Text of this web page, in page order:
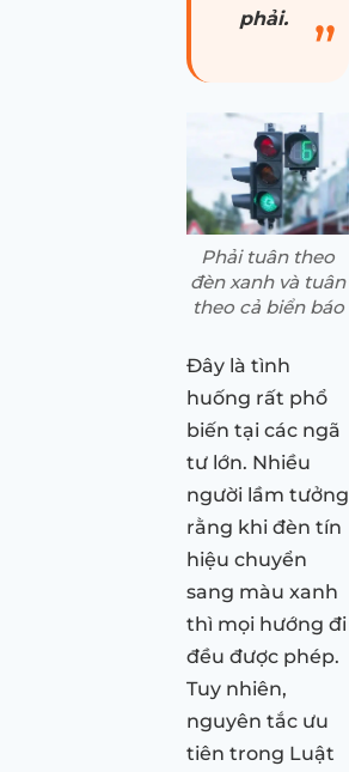
phải.
Phải tuân theo
đèn xanh và tuân
theo cả biển báo
Đây là tình
huống rất phổ
biến tại các ngã
tư lớn. Nhiều
người lầm tưởng
rằng khi đèn tín
hiệu chuyển
sang màu xanh
thì mọi hướng đi
đều được phép.
Tuy nhiên,
nguyên tắc ưu
tiên trong Luật